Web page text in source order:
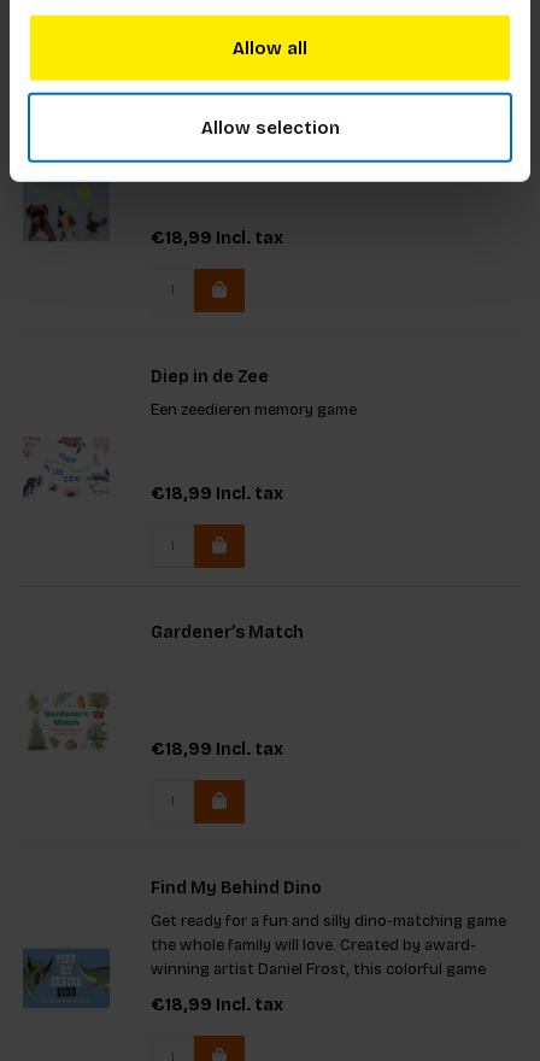
Allow all
Allow selection
Teach Yourself Dog
€18,99 Incl. tax
Diep in de Zee
Een zeedieren memory game
€18,99 Incl. tax
Gardener’s Match
€18,99 Incl. tax
Find My Behind Dino
Get ready for a fun and silly dino-matching game
the whole family will love. Created by award-
winning artist Daniel Frost, this colorful game
boosts memory, sparks creativity and helps
dinosaurs find their missing behinds. Learn about
unique species and e
€18,99 Incl. tax